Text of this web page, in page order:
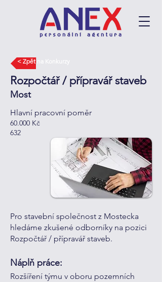
< Zpět na Konkurzy
Rozpočtář / přípravář staveb
Most
Hlavní pracovní poměr
60.000 Kč
632
Pro stavební společnost z Mostecka
hledáme zkušené odborníky na pozici
Rozpočtář / přípravář staveb.
Náplň práce:
Rozšíření týmu v oboru pozemních